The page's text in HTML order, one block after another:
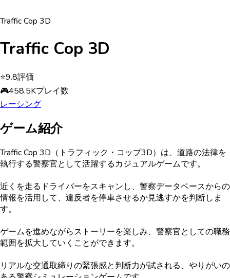
Traffic Cop 3D
Traffic Cop 3D
⭐9.8評価
🎮458.5Kプレイ数
レーシング
ゲーム紹介
Traffic Cop 3D（トラフィック・コップ3D）は、道路の法律を
執行する警察官として活躍するカジュアルゲームです。
近くを走るドライバーをスキャンし、警察データベースからの
情報を活用して、違反者を停車させるか見逃すかを判断しま
す。
ゲームを進めながらストーリーを楽しみ、警察官としての職務
範囲を拡大していくことができます。
リアルな交通取締りの緊張感と判断力が試される、やりがいの